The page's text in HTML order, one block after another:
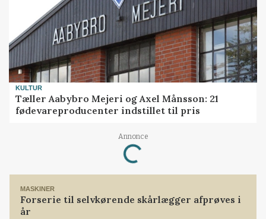
KULTUR
Tæller Aabybro Mejeri og Axel Månsson: 21
fødevareproducenter indstillet til pris
Annonce
Loading...
MASKINER
Forserie til selvkørende skårlægger afprøves i
år